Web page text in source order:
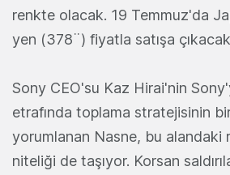
renkte olacak. 19 Temmuz'da
yen (378¨) fiyatla satışa
Sony CEO'su Kaz Hirai'nin
etrafında toplama stratejisinin
yorumlanan Nasne, bu alandaki
niteliği de taşıyor. Korsan